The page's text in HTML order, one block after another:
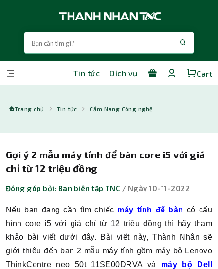
Tin tức Dịch vụ Cart
Trang chủ Tin tức Cẩm Nang Công nghệ
Gợi ý 2 mẫu máy tính để bàn core i5 với giá
chỉ từ 12 triệu đồng
Đóng góp bởi: Ban biên tập TNC / Ngày 10-11-2022
Nếu bạn đang cần tìm chiếc máy tính để bàn có cấu
hình core i5 với giá chỉ từ 12 triệu đồng thì hãy tham
khảo bài viết dưới đây. Bài viết này, Thành Nhân sẽ
giới thiệu đến bạn 2 mẫu máy tính gồm máy bộ Lenovo
ThinkCentre neo 50t 11SE00DRVA và máy bộ Dell